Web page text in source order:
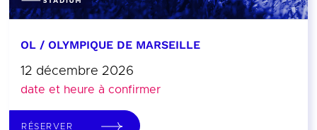
OL / OLYMPIQUE DE MARSEILLE
12 décembre 2026
date et heure à confirmer
RÉSERVER